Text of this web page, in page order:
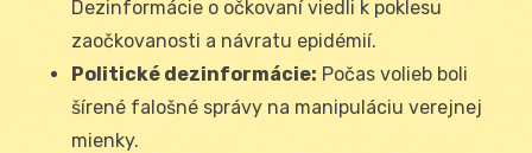
Dezinformácie o očkovaní viedli k poklesu
zaočkovanosti a návratu epidémií.
Politické dezinformácie: Počas volieb boli
šírené falošné správy na manipuláciu verejnej
mienky.